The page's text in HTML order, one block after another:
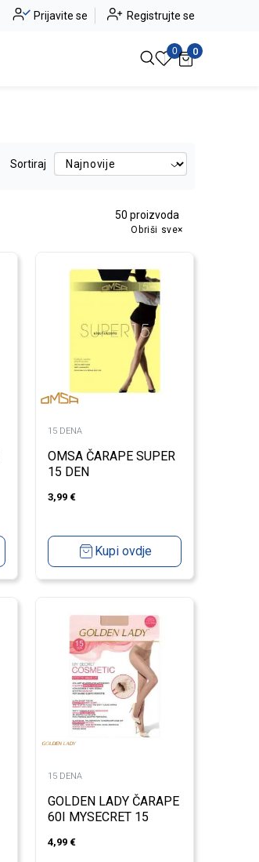
Novo u ponudi - Jadea Pogledaj više
Prijavite se Registrujte se
0 0
Sortiraj
50 proizvoda
Obriši sve
15 DENA
OMSA ČARAPE SUPER
15 DEN
3,99 €
Kupi ovdje
15 DENA
GOLDEN LADY ČARAPE
60I MYSECRET 15
4,99 €